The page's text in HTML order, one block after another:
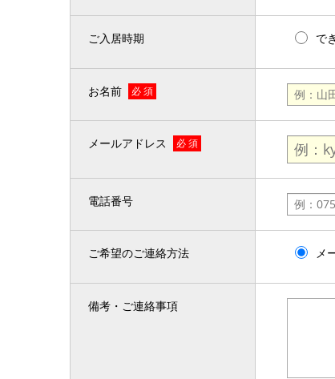
ご入居時期 で
お名前 必 須
メールアドレス 必 須
電話番号
ご希望のご連絡方法 メ
備考・ご連絡事項